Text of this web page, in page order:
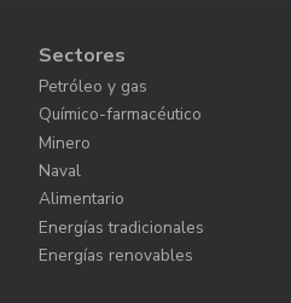
Sectores
Petróleo y gas
Químico-farmacéutico
Minero
Naval
Alimentario
Energías tradicionales
Energías renovables